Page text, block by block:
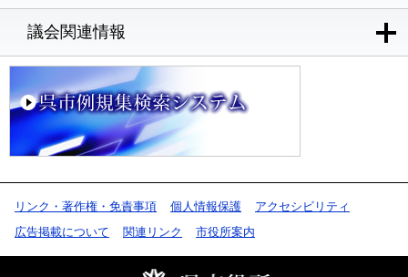
議会関連情報
リンク・著作権・免責事項 個人情報保護
アクセシビリティ
広告掲載について
関連リンク 市役所案内